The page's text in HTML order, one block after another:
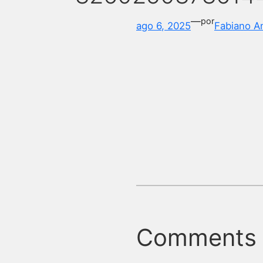
ago 6, 2025—porFabiano
Comments